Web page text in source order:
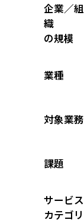
企業／組
織
の規模
業種
対象業務
課題
サービス
カテゴリ